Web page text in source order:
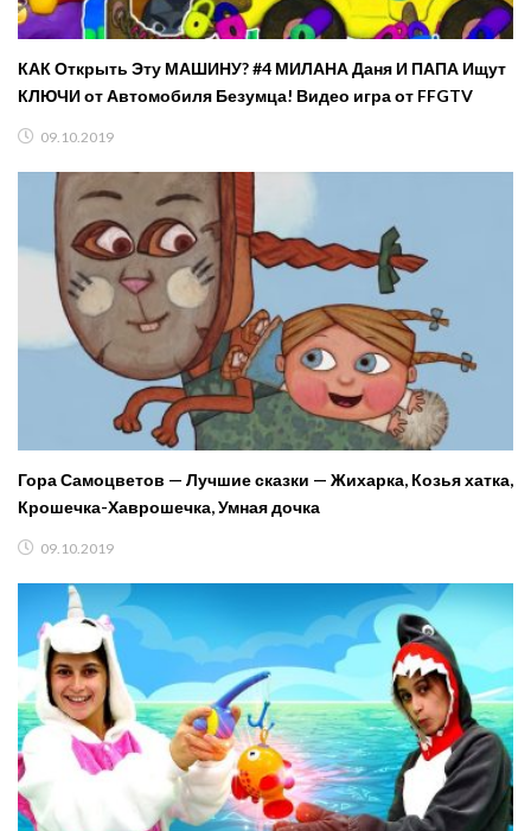
КАК Открыть Эту МАШИНУ? #4 МИЛАНА Даня И ПАПА Ищут
КЛЮЧИ от Автомобиля Безумца! Видео игра от FFGTV
09.10.2019
Гора Самоцветов — Лучшие сказки — Жихарка, Козья хатка,
Крошечка-Хаврошечка, Умная дочка
09.10.2019